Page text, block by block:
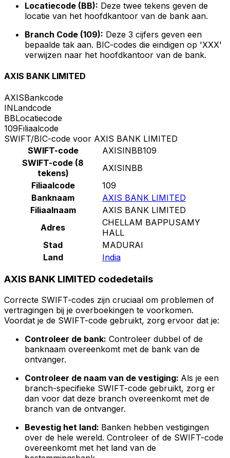
Locatiecode (BB): Deze twee tekens geven de
locatie van het hoofdkantoor van de bank aan.
Branch Code (109): Deze 3 cijfers geven een
bepaalde tak aan. BIC-codes die eindigen op 'XXX'
verwijzen naar het hoofdkantoor van de bank.
AXIS BANK LIMITED
AXISBankcode
INLandcode
BBLocatiecode
109Filiaalcode
SWIFT/BIC-code voor AXIS BANK LIMITED
SWIFT-code
AXISINBB109
SWIFT-code (8
tekens)
AXISINBB
Filiaalcode
109
Banknaam
AXIS BANK LIMITED
Filiaalnaam
AXIS BANK LIMITED
Adres
CHELLAM BAPPUSAMY
HALL
Stad
MADURAI
Land
India
AXIS BANK LIMITED codedetails
Correcte SWIFT-codes zijn cruciaal om problemen of
vertragingen bij je overboekingen te voorkomen.
Voordat je de SWIFT-code gebruikt, zorg ervoor dat je:
Controleer de bank: Controleer dubbel of de
banknaam overeenkomt met de bank van de
ontvanger.
Controleer de naam van de vestiging: Als je een
branch-specifieke SWIFT-code gebruikt, zorg er
dan voor dat deze branch overeenkomt met de
branch van de ontvanger.
Bevestig het land: Banken hebben vestigingen
over de hele wereld. Controleer of de SWIFT-code
overeenkomt met het land van de